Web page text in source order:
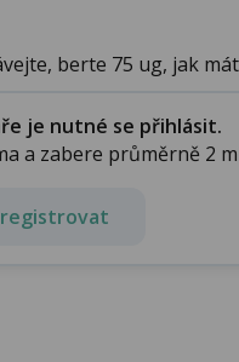
berte 75 ug, jak
je nutné se přihlásit.
a zabere průměrně 2